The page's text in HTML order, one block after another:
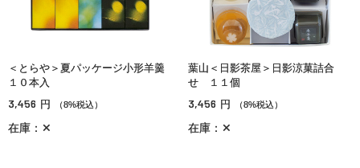
＜とらや＞夏パッケージ小形羊羹
１０本入
3,456 円 （8%税込）
在庫：✕
葉山＜日影茶屋＞日影涼菓詰合
せ １１個
3,456 円 （8%税込）
在庫：✕